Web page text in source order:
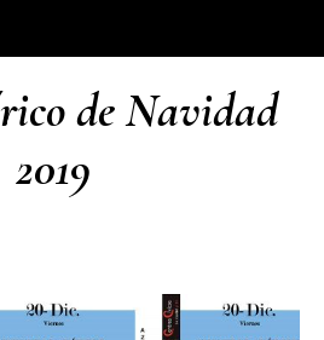
de Navidad
2019